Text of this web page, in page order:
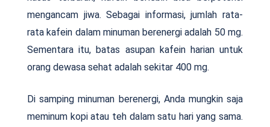
mengancam jiwa. Sebagai informasi, jumlah rata-
rata kafein dalam minuman berenergi adalah 50 mg.
Sementara itu, batas asupan kafein harian untuk
orang dewasa sehat adalah sekitar 400 mg.
Di samping minuman berenergi, Anda mungkin saja
meminum kopi atau teh dalam satu hari yang sama.